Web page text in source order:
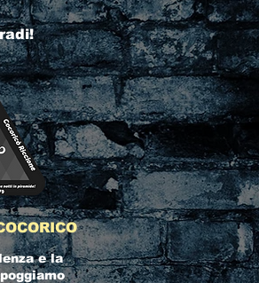
e la